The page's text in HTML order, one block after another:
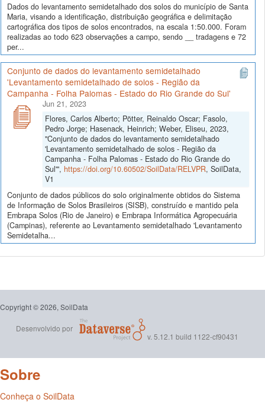
Dados do levantamento semidetalhado dos solos do município de Santa
Maria, visando a identificação, distribuição geográfica e delimitação
cartográfica dos tipos de solos encontrados, na escala 1:50.000. Foram
realizadas ao todo 623 observações a campo, sendo __ tradagens e 72
per...
Conjunto de dados do levantamento semidetalhado
'Levantamento semidetalhado de solos - Região da
Campanha - Folha Palomas - Estado do Rio Grande do Sul'
Jun 21, 2023
Flores, Carlos Alberto; Pötter, Reinaldo Oscar; Fasolo,
Pedro Jorge; Hasenack, Heinrich; Weber, Eliseu, 2023,
"Conjunto de dados do levantamento semidetalhado
'Levantamento semidetalhado de solos - Região da
Campanha - Folha Palomas - Estado do Rio Grande do
Sul'", https://doi.org/10.60502/SoilData/RELVPR, SoilData,
V1
Conjunto de dados públicos do solo originalmente obtidos do Sistema
de Informação de Solos Brasileiros (SISB), construído e mantido pela
Embrapa Solos (Rio de Janeiro) e Embrapa Informática Agropecuária
(Campinas), referente ao Levantamento semidetalhado 'Levantamento
Semidetalha...
Copyright © 2026, SoilData
Desenvolvido por
v. 5.12.1 build 1122-cf90431
Sobre
Conheça o SoilData